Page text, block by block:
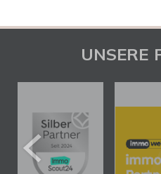
UNSERE